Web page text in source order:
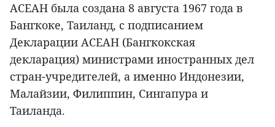
АСЕАН была создана 8 августа 1967 года в
Бангкоке, Таиланд, с подписанием
Декларации АСЕАН (Бангкокская
декларация) министрами иностранных дел
стран-учредителей, а именно Индонезии,
Малайзии, Филиппин, Сингапура и
Таиланда.